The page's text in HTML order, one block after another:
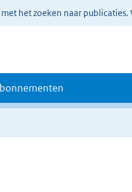
het zoeken naar